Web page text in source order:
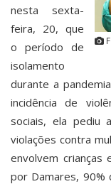
nesta sexta-
feira, 20, que
o período de
isolamento
durante a
incidência de
sociais, ela pediu
violações contra
envolvem crianças
por Damares, 90%